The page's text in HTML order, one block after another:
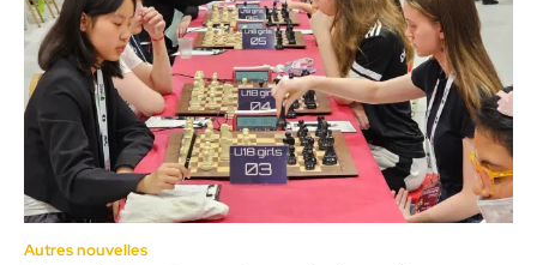
Autres nouvelles